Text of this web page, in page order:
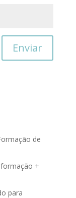
de
+
para